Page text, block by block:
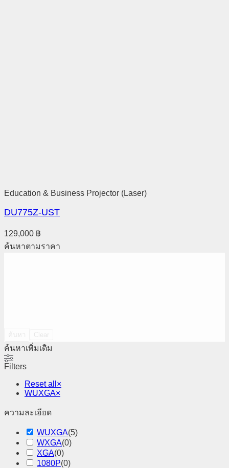
Education & Business Projector (Laser)
DU775Z-UST
129,000 ฿
ค้นหาตามราคา
ค้นหาเพิ่มเติม
Filters
Reset all ×
WUXGA×
ความละเอียด
WUXGA(5)
WXGA(0)
XGA(0)
1080P(0)